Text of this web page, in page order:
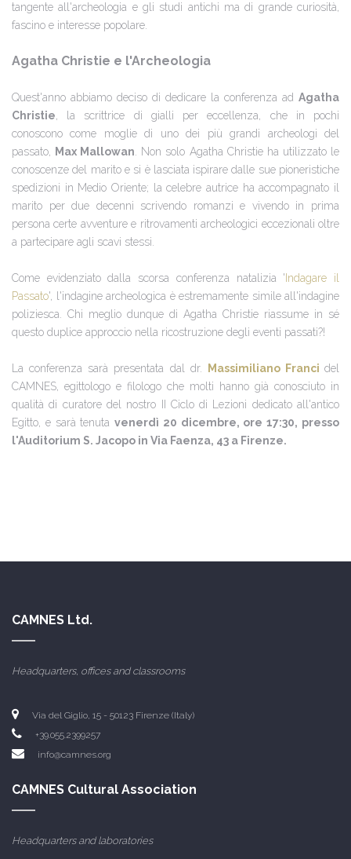
tangente all'archeologia e gli studi antichi ma di grande curiosità,
fascino e interesse popolare.
Agatha Christie e l'Archeologia
Quest'anno abbiamo deciso di dedicare la conferenza ad Agatha
Christie , la scrittrice di gialli per eccellenza, che in pochi
conoscono come moglie di uno dei più grandi archeologi del
passato,
Max Mallowan . Non solo Agatha Christie ha utilizzato le
conoscenze del marito e si è lasciata ispirare dalle sue pioneristiche
spedizioni in Medio Oriente; la celebre autrice ha accompagnato il
marito per due decenni scrivendo romanzi e vivendo in prima
persona certe avventure e ritrovamenti archeologici eccezionali oltre
a partecipare agli scavi stessi.
Come evidenziato dalla scorsa conferenza natalizia ' Indagare il
Passato', l'indagine archeologica è estremamente simile all'indagine
poliziesca. Chi meglio dunque di Agatha Christie riassume in sé
questo duplice approccio nella ricostruzione degli eventi passati?!
La conferenza sarà presentata dal dr. Massimiliano Franci del
CAMNES, egittologo e filologo che molti hanno già conosciuto in
qualità di curatore del nostro II Ciclo di Lezioni dedicato all'antico
Egitto, e sarà tenutavenerdì 20 dicembre, ore 17:30, presso
l'Auditorium S. Jacopo in Via Faenza, 43 a Firenze.
CAMNES Ltd.
Headquarters, offices and classrooms
Via del Giglio, 15 - 50123 Firenze (Italy)
+39.055.2399257
info@camnes.org
CAMNES Cultural Association
Headquarters and laboratories